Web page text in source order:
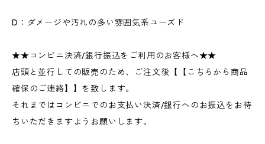
D：ダメージや汚れの多い雰囲気系ユーズド
★★コンビニ決済/銀行振込をご利用のお客様へ★★
店頭と並行しての販売のため、ご注文後【【こちらから商品
確保のご連絡】】を致します。
それまではコンビニでのお支払い決済/銀行へのお振込をお待
ちいただきますようお願いします。